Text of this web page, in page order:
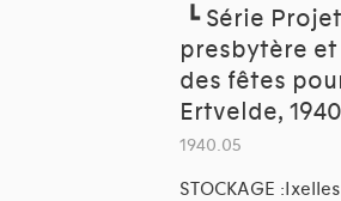
┗ Série
presbytère
des fêtes
Ertvelde,
1940.05
STOCKAGE :Ixelles